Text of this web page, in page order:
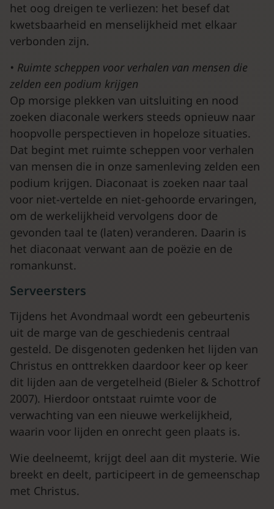
het oog dreigen te verliezen: het besef dat
kwetsbaarheid en menselijkheid met elkaar
verbonden zijn.
• Ruimte scheppen voor verhalen van mensen die
zelden een podium krijgen
Op morsige plekken van uitsluiting en nood
zoeken diaconale werkers steeds opnieuw naar
hoopvolle perspectieven in hopeloze situaties.
Dat begint met ruimte scheppen voor verhalen
van mensen die in onze samenleving zelden een
podium krijgen. Diaconaat is zoeken naar taal
voor niet-vertelde en niet-gehoorde ervaringen,
om de werkelijkheid vervolgens door de
gevonden taal te (laten) veranderen. Daarin is
het diaconaat verwant aan de poëzie en de
romankunst.
Serveersters
Tijdens het Avondmaal wordt een gebeurtenis
uit de marge van de geschiedenis centraal
gesteld. De disgenoten gedenken het lijden van
Christus en onttrekken daardoor keer op keer
dit lijden aan de vergetelheid (Bieler & Schottrof
2007). Hierdoor ontstaat ruimte voor de
verwachting van een nieuwe werkelijkheid,
waarin voor lijden en onrecht geen plaats is.
Wie deelneemt, krijgt deel aan dit mysterie. Wie
breekt en deelt, participeert in de gemeenschap
met Christus.